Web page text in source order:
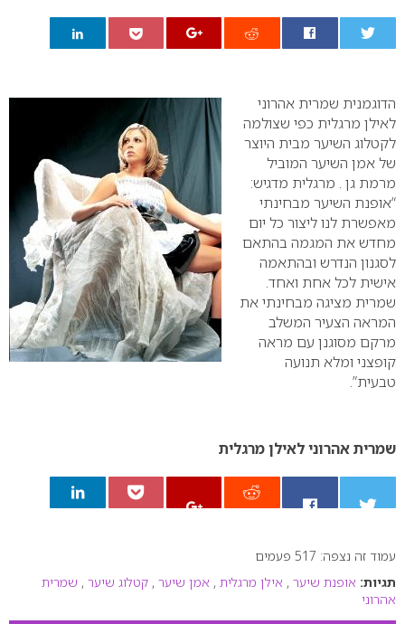
הדוגמנית שמרית אהרוני
לאילן מרגלית כפי שצולמה
לקטלוג השיער מבית היוצר
של אמן השיער המוביל
מרמת גן . מרגלית מדגיש:
“אופנת השיער מבחינתי
מאפשרת לנו ליצור כל יום
מחדש את המגמה בהתאם
לסגנון הנדרש ובהתאמה
אישית לכל אחת ואחד.
שמרית מציגה מבחינתי את
המראה הצעיר המשלב
מרקם מסוגנן עם מראה
קופצני ומלא תנועה
טבעית”.
שמרית אהרוני לאילן מרגלית
0עמוד זה נצפה: 517 פעמים
תגיות: אופנת שיער , אילן מרגלית , אמן שיער , קטלוג שיער , שמרית
אהרוני